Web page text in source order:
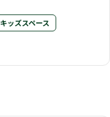
キッズスペース